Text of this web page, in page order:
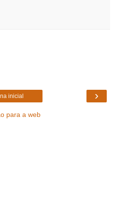
›
inicial
para a web